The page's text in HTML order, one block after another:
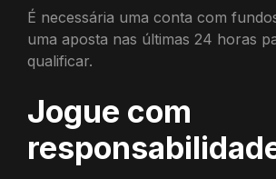
É necessária uma conta com
uma aposta nas últimas 24 horas
qualificar.
Jogue com